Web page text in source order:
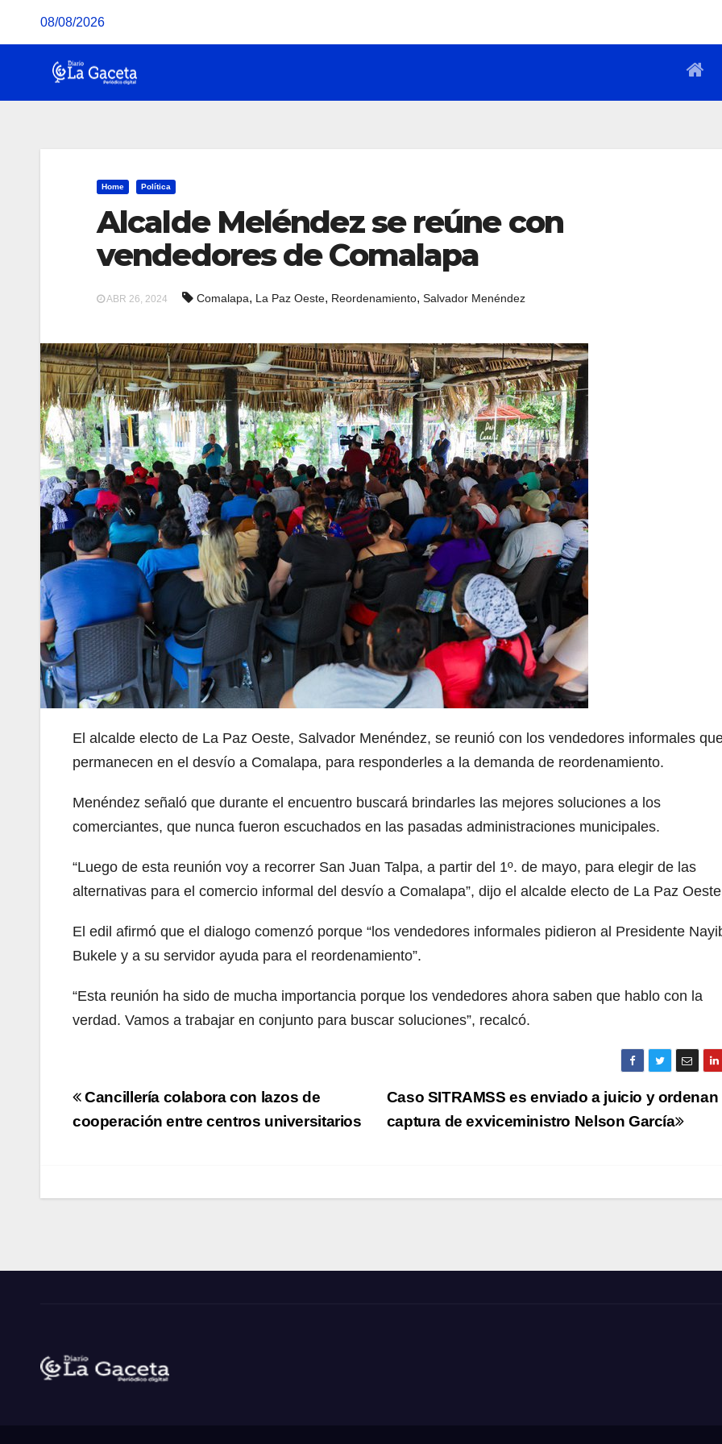
08/08/2026
Home Política
Alcalde Meléndez se reúne con
vendedores de Comalapa
ABR 26, 2024 Comalapa, La Paz Oeste, Reordenamiento, Salvador Menéndez
El alcalde electo de La Paz Oeste, Salvador Menéndez, se reunió con los vendedores informales
permanecen en el desvío a Comalapa, para responderles a la demanda de reordenamiento.
Menéndez señaló que durante el encuentro buscará brindarles las mejores soluciones a los
comerciantes, que nunca fueron escuchados en las pasadas administraciones municipales.
“Luego de esta reunión voy a recorrer San Juan Talpa, a partir del 1º. de mayo, para elegir de las
alternativas para el comercio informal del desvío a Comalapa”, dijo el alcalde electo de La Paz
El edil afirmó que el dialogo comenzó porque “los vendedores informales pidieron al Presidente
Bukele y a su servidor ayuda para el reordenamiento”.
“Esta reunión ha sido de mucha importancia porque los vendedores ahora saben que hablo con la
verdad. Vamos a trabajar en conjunto para buscar soluciones”, recalcó.
Navegación
de
Caso SITRAMSS es enviado a juicio y ordenan
captura de exviceministro Nelson García
Cancillería colabora con lazos de
cooperación entre centros universitarios